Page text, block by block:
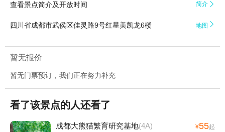
查看景点简介及开放时间 简介 
四川省成都市武侯区佳灵路9号红星美凯龙6楼 地图 
暂无报价
暂无门票预订，我们正在努力补充
看了该景点的人还看了
成都大熊猫繁育研究基地(4A) ¥55起